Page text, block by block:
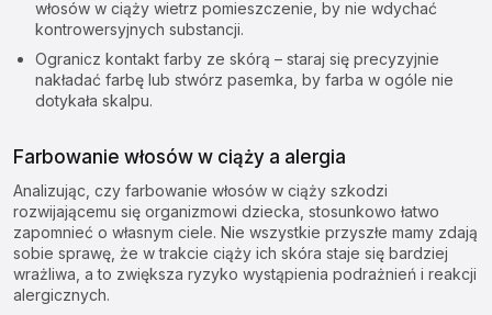
włosów w ciąży wietrz pomieszczenie, by nie wdychać
kontrowersyjnych substancji.
Ogranicz kontakt farby ze skórą – staraj się precyzyjnie
nakładać farbę lub stwórz pasemka, by farba w ogóle nie
dotykała skalpu.
Farbowanie włosów w ciąży a alergia
Analizując, czy farbowanie włosów w ciąży szkodzi
rozwijającemu się organizmowi dziecka, stosunkowo łatwo
zapomnieć o własnym ciele. Nie wszystkie przyszłe mamy zdają
sobie sprawę, że w trakcie ciąży ich skóra staje się bardziej
wrażliwa, a to zwiększa ryzyko wystąpienia podrażnień i reakcji
alergicznych.